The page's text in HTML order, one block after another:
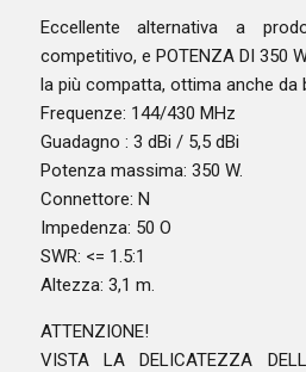
Eccellente alternativa a
competitivo, e POTENZA DI 350
la più compatta, ottima anche da
Frequenze: 144/430 MHz
Guadagno : 3 dBi / 5,5 dBi
Potenza massima: 350 W.
Connettore: N
Impedenza: 50 O
SWR: <= 1.5:1
Altezza: 3,1 m.
ATTENZIONE!
VISTA LA DELICATEZZA